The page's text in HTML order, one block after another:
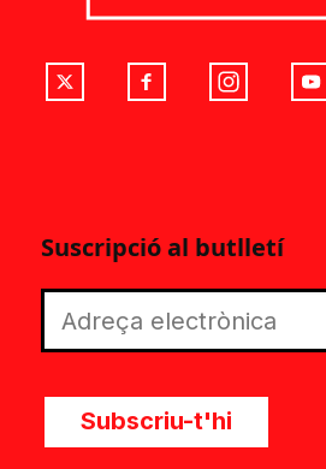
Suscripció al butlletí
Subscriu-t'hi